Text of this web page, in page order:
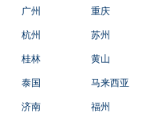
广州 重庆
杭州 苏州
桂林 黄山
泰国 马来西亚
济南 福州